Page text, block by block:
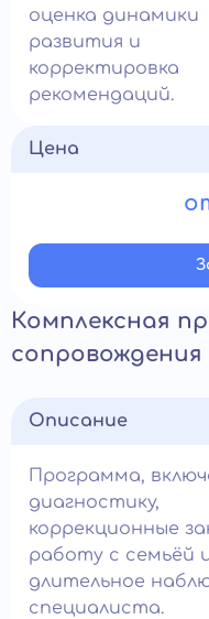
оценка динамики
развития и
корректировка
рекомендаций.
Цена
Комплексная
Описание
Программа,
диагностику,
коррекционные
работу с семьёй
длительное
специалиста.